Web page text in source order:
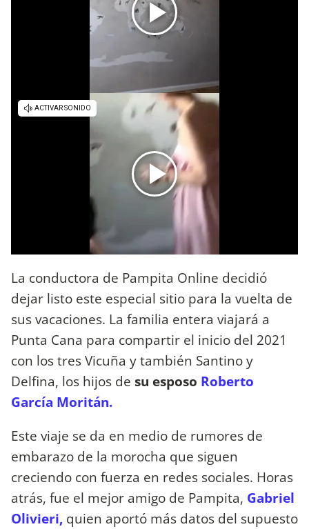
La conductora de Pampita Online decidió
dejar listo este especial sitio para la vuelta de
sus vacaciones. La familia entera viajará a
Punta Cana para compartir el inicio del 2021
con los tres Vicuña y también Santino y
Delfina, los hijos de su esposo Roberto
García Moritán.
Este viaje se da en medio de rumores de
embarazo de la morocha que siguen
creciendo con fuerza en redes sociales. Horas
atrás, fue el mejor amigo de Pampita, Gabriel
Olivieri, quien aportó más datos del supuesto